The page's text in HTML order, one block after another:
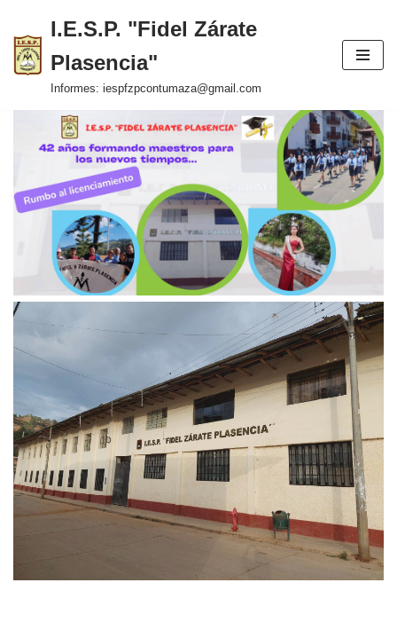
Saltar
al
contenido
I.E.S.P. "Fidel Zárate
Plasencia"
Informes: iespfzpcontumaza@gmail.com